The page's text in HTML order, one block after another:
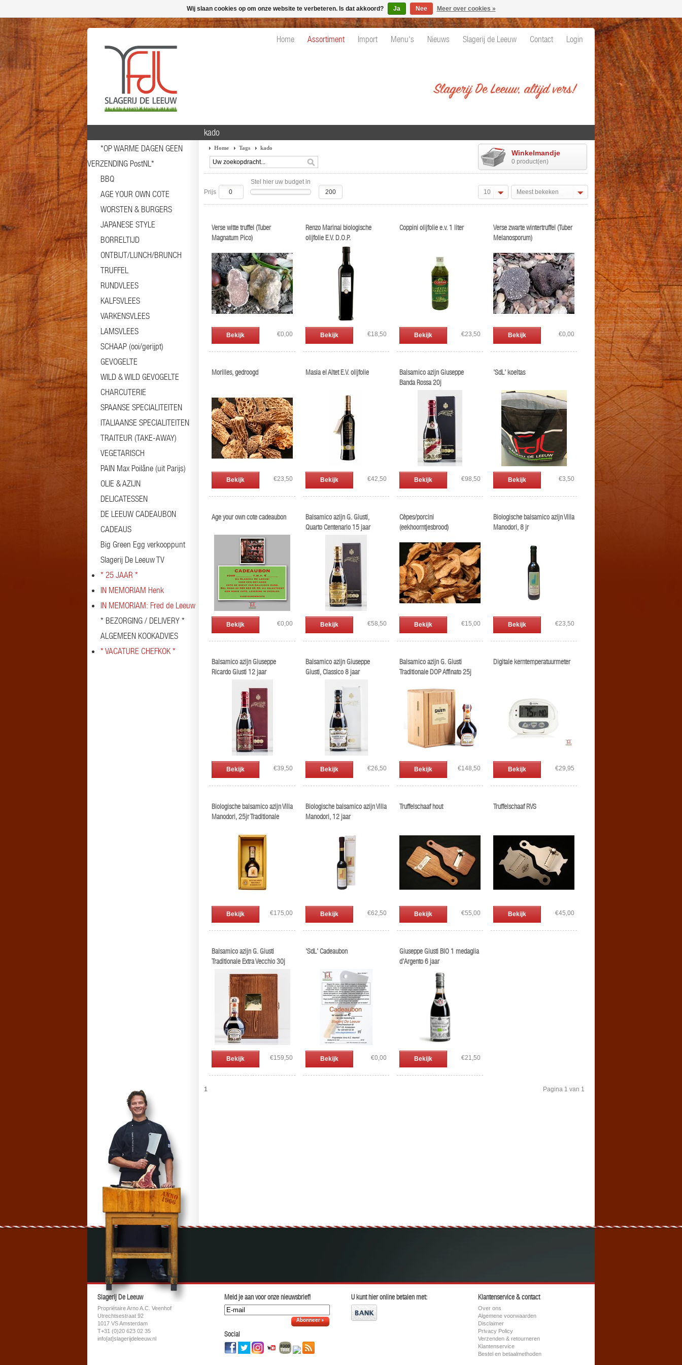
Home Assortiment Import Menu's Nieuws Slagerij de Leeuw Contact Login
*OP WARME DAGEN GEEN
VERZENDING PostNL*
BBQ
AGE YOUR OWN COTE
WORSTEN & BURGERS
JAPANESE STYLE
BORRELTIJD
ONTBIJT/LUNCH/BRUNCH
TRUFFEL
RUNDVLEES
KALFSVLEES
VARKENSVLEES
LAMSVLEES
SCHAAP (ooi/gerijpt)
GEVOGELTE
WILD & WILD GEVOGELTE
CHARCUTERIE
SPAANSE SPECIALITEITEN
ITALIAANSE SPECIALITEITEN
TRAITEUR (TAKE-AWAY)
VEGETARISCH
PAIN Max Poilâne (uit Parijs)
OLIE & AZIJN
DELICATESSEN
DE LEEUW CADEAUBON
CADEAUS
Big Green Egg verkooppunt
Slagerij De Leeuw TV
* 25 JAAR *
IN MEMORIAM Henk
IN MEMORIAM: Fred de Leeuw
* BEZORGING / DELIVERY *
ALGEMEEN KOOKADVIES
* VACATURE CHEFKOK *
kado
Home Tags kado
Winkelmandje
0 product(en)
Stel hier uw budget in
Prijs
10 Meest bekeken
Verse witte truffel (Tuber
Magnatum Pico)
Bekijk €0,00
Renzo Marinai biologische
olijfolie E.V. D.O.P.
Bekijk €18,50
Coppini olijfolie e.v. 1 liter
Bekijk €23,50
Verse zwarte wintertruffel (Tuber
Melanosporum)
Bekijk €0,00
Morilles, gedroogd
Bekijk €23,50
Masia el Altet E.V. olijfolie
Bekijk €42,50
Balsamico azijn Giuseppe
Banda Rossa 20j
Bekijk €98,50
'SdL' koeltas
Bekijk €3,50
Age your own cote cadeaubon
Bekijk €0,00
Balsamico azijn G. Giusti,
Quarto Centenario 15 jaar
Bekijk €58,50
Cèpes/porcini
(eekhoorntjesbrood)
Bekijk €15,00
Biologische balsamico azijn Villa
Manodori, 8 jr
Bekijk €23,50
Balsamico azijn Giuseppe
Ricardo Giusti 12 jaar
Bekijk €39,50
Balsamico azijn Giuseppe
Giusti, Classico 8 jaar
Bekijk €26,50
Balsamico azijn G. Giusti
Traditionale DOP Affinato 25j
Bekijk €148,50
Digitale kerntemperatuurmeter
Bekijk €29,95
Biologische balsamico azijn Villa
Manodori, 25jr Traditionale
Bekijk €175,00
Biologische balsamico azijn Villa
Manodori, 12 jaar
Bekijk €62,50
Truffelschaaf hout
Bekijk €55,00
Truffelschaaf RVS
Bekijk €45,00
Balsamico azijn G. Giusti
Traditionale Extra Vecchio 30j
Bekijk €159,50
'SdL' Cadeaubon
Bekijk €0,00
Giuseppe Giusti BIO 1 medaglia
d'Argento 6 jaar
Bekijk €21,50
1 Pagina 1 van 1
Slagerij De Leeuw
Propriétaire Arno A.C. Veenhof
Utrechtsestraat 92
1017 VS Amsterdam
T+31 (0)20 623 02 35
info[at]slagerijdeleeuw.nl
Meld je aan voor onze nieuwsbrief!
Abonneer »
Social
U kunt hier online betalen met: Klantenservice & contact
Over ons
Algemene voorwaarden
Disclaimer
Privacy Policy
Verzenden & retourneren
Klantenservice
Bestel en betaalmethoden
Wij slaan cookies op om onze website te verbeteren. Is dat akkoord? Ja Nee Meer over cookies »